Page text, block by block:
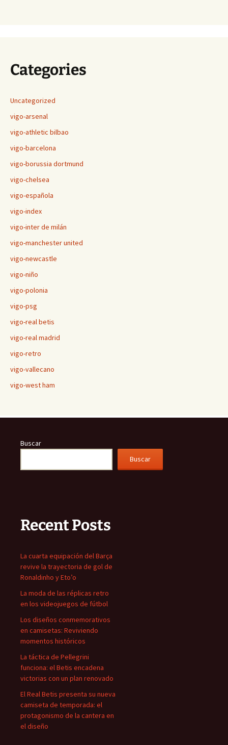
Categories
Uncategorized
vigo-arsenal
vigo-athletic bilbao
vigo-barcelona
vigo-borussia dortmund
vigo-chelsea
vigo-española
vigo-index
vigo-inter de milán
vigo-manchester united
vigo-newcastle
vigo-niño
vigo-polonia
vigo-psg
vigo-real betis
vigo-real madrid
vigo-retro
vigo-vallecano
vigo-west ham
Buscar
Buscar
Recent Posts
La cuarta equipación del Barça
revive la trayectoria de gol de
Ronaldinho y Eto’o
La moda de las réplicas retro
en los videojuegos de fútbol
Los diseños conmemorativos
en camisetas: Reviviendo
momentos históricos
La táctica de Pellegrini
funciona: el Betis encadena
victorias con un plan renovado
El Real Betis presenta su nueva
camiseta de temporada: el
protagonismo de la cantera en
el diseño